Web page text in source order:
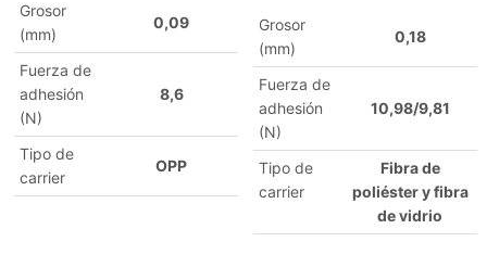
Grosor
(mm)
0,09
Fuerza de
adhesión
(N)
8,6
Tipo de
carrier
OPP
Grosor
(mm)
0,18
Fuerza de
adhesión
(N)
10,98/9,81
Tipo de
carrier
Fibra de
poliéster y fibra
de vidrio